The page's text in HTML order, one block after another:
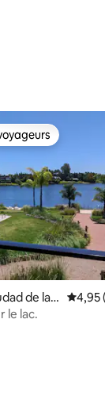
les plus
de la
4,95
le lac.